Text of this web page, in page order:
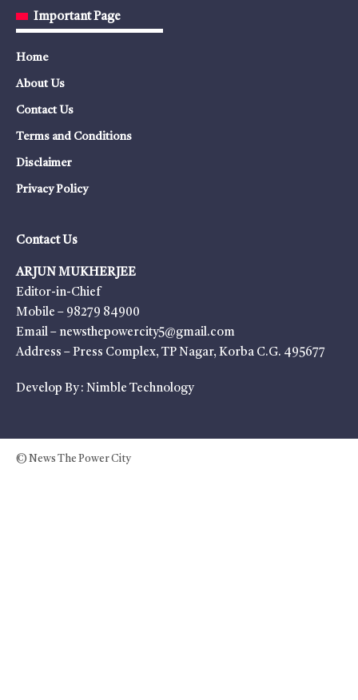
Important Page
Home
About Us
Contact Us
Terms and Conditions
Disclaimer
Privacy Policy
Contact Us
ARJUN MUKHERJEE
Editor-in-Chief
Mobile – 98279 84900
Email – newsthepowercity5@gmail.com
Address – Press Complex, TP Nagar, Korba C.G. 495677
Develop By : Nimble Technology
© News The Power City